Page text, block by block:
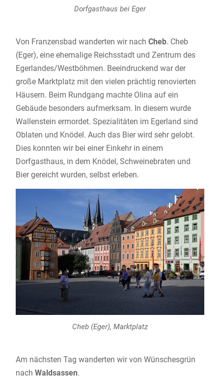
Dorfgasthaus bei Eger
Von Franzensbad wanderten wir nach Cheb. Cheb
(Eger), eine ehemalige Reichsstadt und Zentrum des
Egerlandes/Westböhmen. Beeindruckend war der
große Marktplatz mit den vielen prächtig renovierten
Häusern. Beim Rundgang machte Olina auf ein
Gebäude besonders aufmerksam. In diesem wurde
Wallenstein ermordet. Spezialitäten im Egerland sind
Oblaten und Knödel. Auch das Bier wird sehr gelobt.
Dies konnten wir bei einer Einkehr in einem
Dorfgasthaus, in dem Knödel, Schweinebraten und
Bier gereicht wurden, selbst erleben.
Cheb (Eger), Marktplatz
Am nächsten Tag wanderten wir von Wünschesgrün
nach Waldsassen.